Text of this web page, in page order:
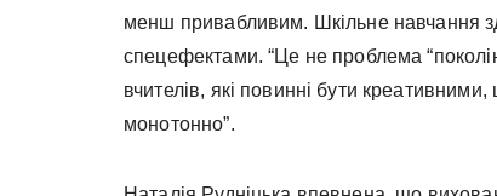
менш привабливим. Шкільне навчання
спецефектами. “Це не проблема
вчителів, які повинні бути
монотонно”.